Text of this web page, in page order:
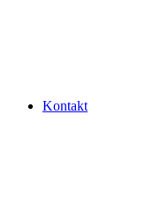
Kontakt